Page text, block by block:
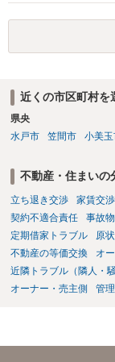
定期確認させてもら
せんので、更新拒絶
の交渉の中で、一定
みるのはいかがでし
立する可能性があり
のも一つでしょう。
近くの市区町村を
県央
水戸市
笠間市 小美玉
不動産・住まいの
立ち退き交渉 家賃交渉
契約不適合責任
事故
定期借家トラブル
原
不動産の等価交換
オ
近隣トラブル（隣人・
オーナー・売主側
管